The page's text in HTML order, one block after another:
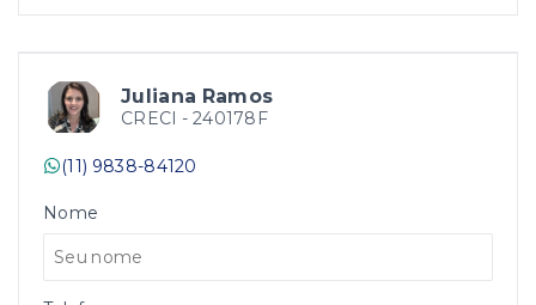
Juliana Ramos
CRECI - 240178F
(11) 9838-84120
Nome